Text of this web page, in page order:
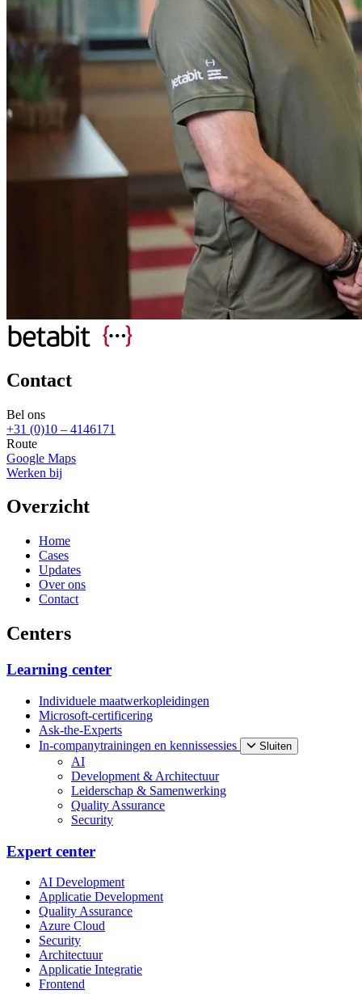
Contact
Bel ons
+31 (0)10 – 4146171
Route
Google Maps
Werken bij
Overzicht
Home
Cases
Updates
Over ons
Contact
Centers
Learning center
Individuele maatwerkopleidingen
Microsoft-certificering
Ask-the-Experts
In-companytrainingen en kennissessies
Sluiten
AI
Development & Architectuur
Leiderschap & Samenwerking
Quality Assurance
Security
Expert center
AI Development
Applicatie Development
Quality Assurance
Azure Cloud
Security
Architectuur
Applicatie Integratie
Frontend